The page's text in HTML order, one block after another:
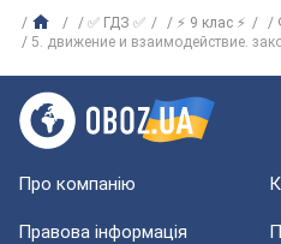
✅ ГДЗ ✅ ⚡ 9 клас ⚡
5. движение и взаимодействие.
Про компанію
Правова інформація